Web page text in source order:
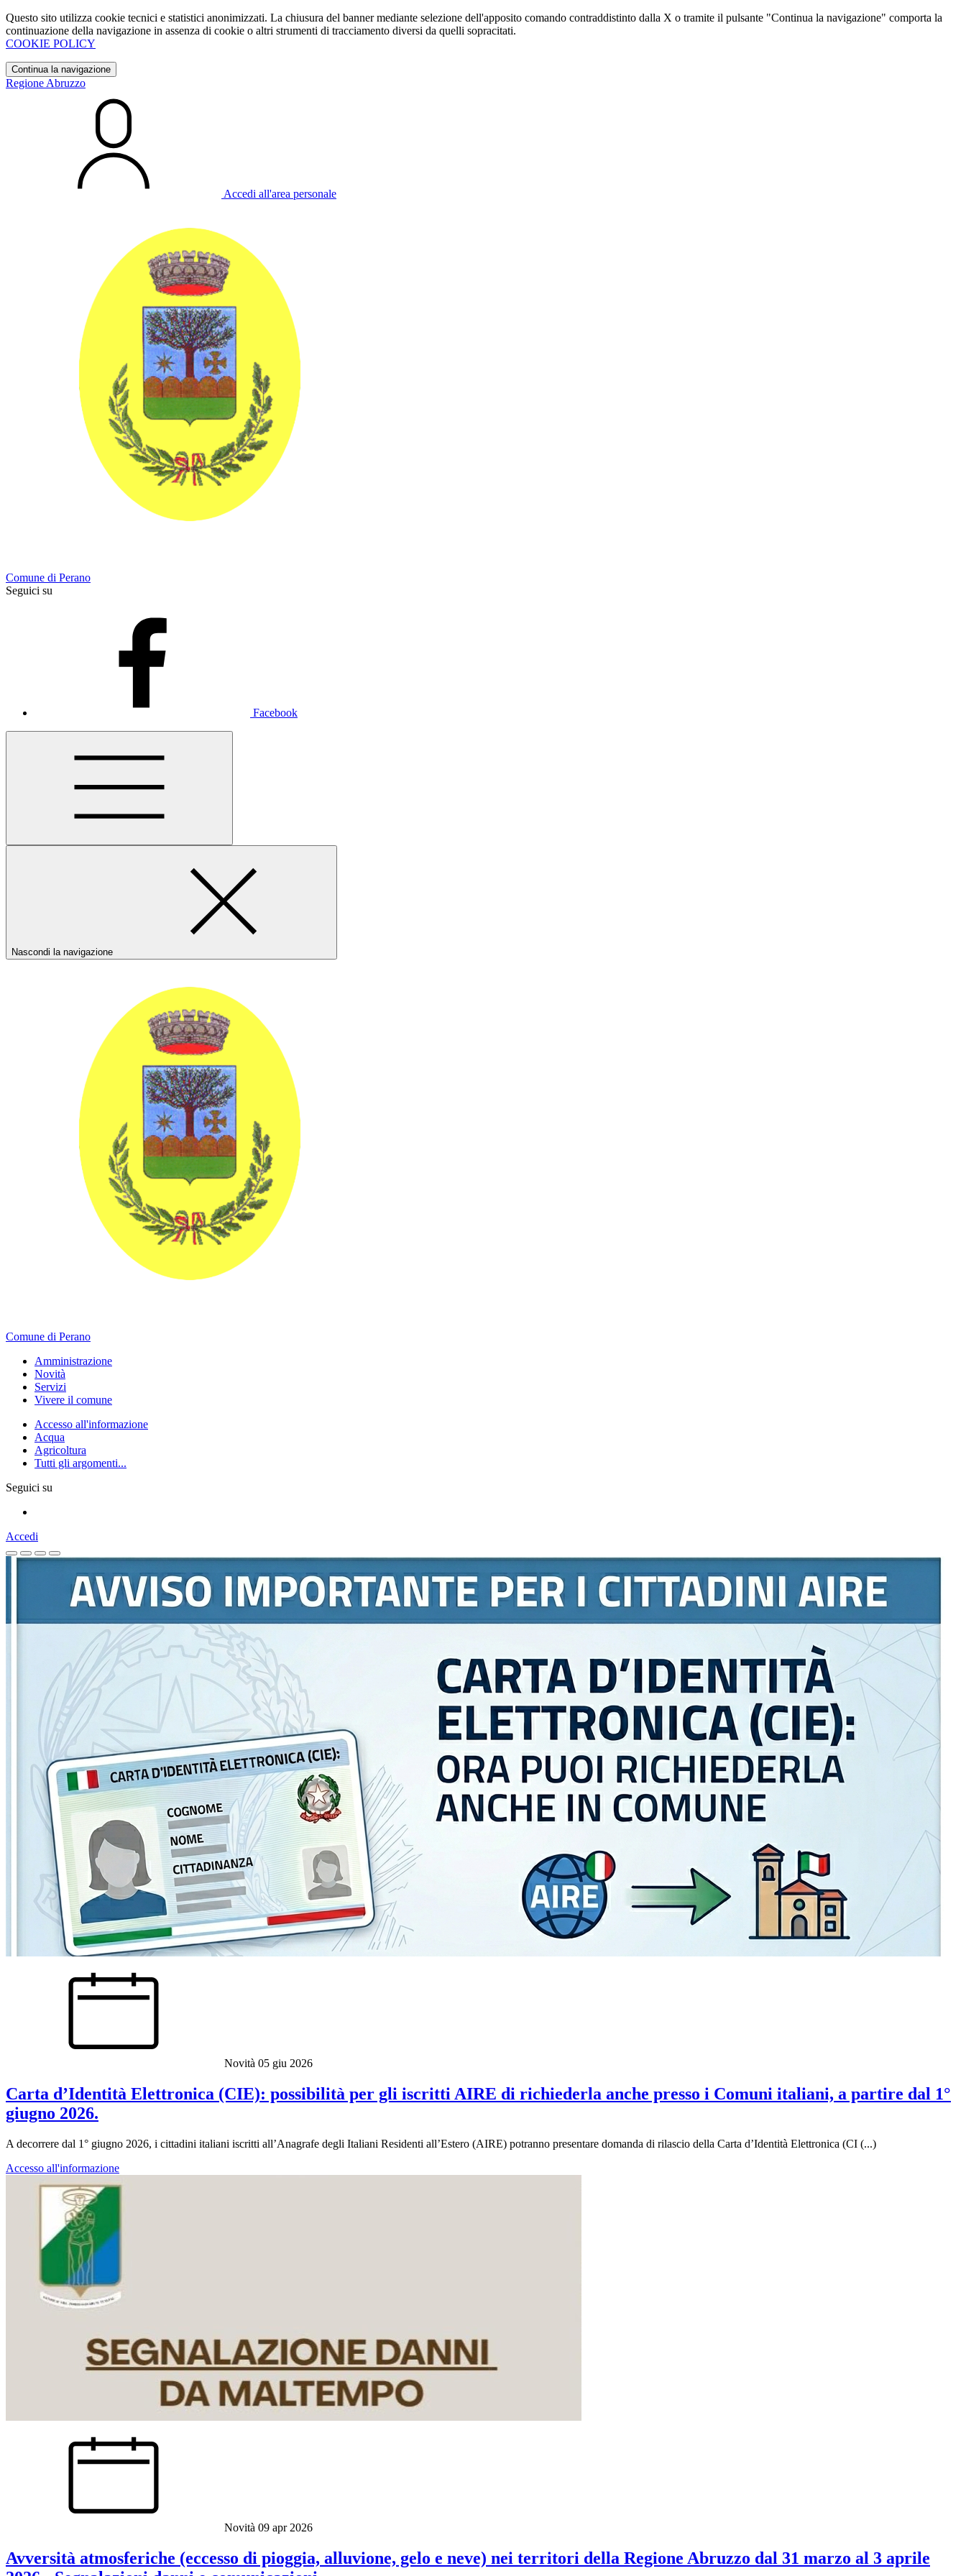
Questo sito utilizza cookie tecnici e statistici anonimizzati. La chiusura del banner mediante selezione dell'apposito comando contraddistinto dalla X o tramite il pulsante "Continua la navigazione" comporta la
continuazione della navigazione in assenza di cookie o altri strumenti di tracciamento diversi da quelli sopracitati.
COOKIE POLICY
Continua la navigazione
Regione Abruzzo
Accedi all'area personale
Comune di Perano
Seguici su
Facebook
Nascondi la navigazione
Comune di Perano
Amministrazione
Novità
Servizi
Vivere il comune
Accesso all'informazione
Acqua
Agricoltura
Tutti gli argomenti...
Seguici su
Accedi
Homepage
Novità 05 giu 2026
Carta d’Identità Elettronica (CIE): possibilità per gli iscritti AIRE di richiederla anche presso i Comuni italiani, a partire dal 1°
giugno 2026.
A decorrere dal 1° giugno 2026, i cittadini italiani iscritti all’Anagrafe degli Italiani Residenti all’Estero (AIRE) potranno presentare domanda di rilascio della Carta d’Identità Elettronica (CI (...)
Accesso all'informazione
Novità 09 apr 2026
Avversità atmosferiche (eccesso di pioggia, alluvione, gelo e neve) nei territori della Regione Abruzzo dal 31 marzo al 3 aprile